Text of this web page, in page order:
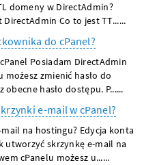
domeny w DirectAdmin?
Co to jest TT......
do cPanel?
Posiadam DirectAdmin
możesz zmienić hasło do
hasło dostępu. P......
e-mail w cPanel?
na hostingu? Edycja konta
utworzyć skrzynkę e-mail na
cPanelu możesz u......